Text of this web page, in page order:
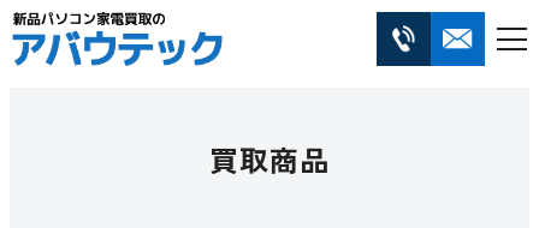
買取商品